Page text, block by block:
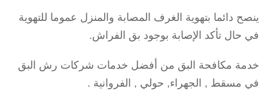
ينصح دائما بتهوية الغرف المصابة والمنزل عموما للتهوية
في حال تأكد الإصابة بوجود بق الفراش.
خدمة مكافحة البق من أفضل خدمات شركات رش البق
في مسقط , الجهراء, حولي , الفروانية .